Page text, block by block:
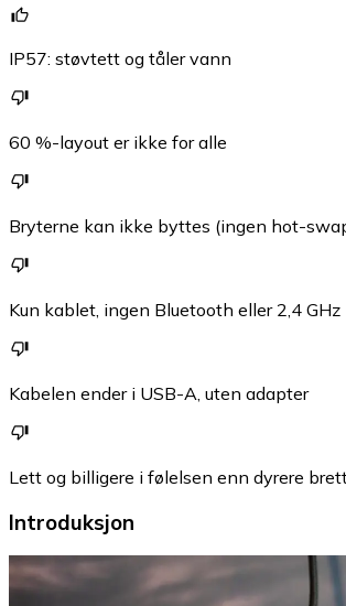
IP57: støvtett og tåler vann
60 %-layout er ikke for alle
Bryterne kan ikke byttes (ingen hot-
Kun kablet, ingen Bluetooth eller 2,4 GHz
Kabelen ender i USB-A, uten adapter
Lett og billigere i følelsen enn dyrere
Introduksjon